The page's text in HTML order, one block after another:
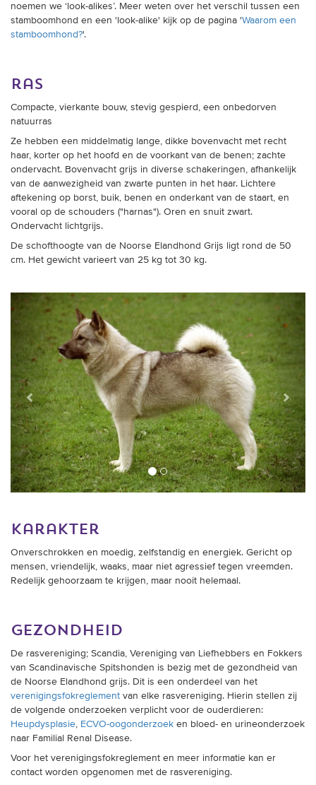
noemen we ‘look-alikes’. Meer weten over het verschil tussen een
stamboomhond en een 'look-alike' kijk op de pagina 'Waarom een
stamboomhond?'.
ras
Compacte, vierkante bouw, stevig gespierd, een onbedorven
natuurras
Ze hebben een middelmatig lange, dikke bovenvacht met recht
haar, korter op het hoofd en de voorkant van de benen; zachte
ondervacht. Bovenvacht grijs in diverse schakeringen, afhankelijk
van de aanwezigheid van zwarte punten in het haar. Lichtere
aftekening op borst, buik, benen en onderkant van de staart, en
vooral op de schouders ("harnas"). Oren en snuit zwart.
Ondervacht lichtgrijs.
De schofthoogte van de Noorse Elandhond Grijs ligt rond de 50
cm. Het gewicht varieert van 25 kg tot 30 kg.
Vorige
karakter
Onverschrokken en moedig, zelfstandig en energiek. Gericht op
mensen, vriendelijk, waaks, maar niet agressief tegen vreemden.
Redelijk gehoorzaam te krijgen, maar nooit helemaal.
gezondheid
De rasvereniging; Scandia, Vereniging van Liefhebbers en Fokkers
van Scandinavische Spitshonden is bezig met de gezondheid van
de Noorse Elandhond grijs. Dit is een onderdeel van het
verenigingsfokreglement van elke rasvereniging. Hierin stellen zij
de volgende onderzoeken verplicht voor de ouderdieren:
Heupdysplasie ECVO-oogonderzoek en bloed- en urineonderzoek
naar Familial Renal Disease.
Voor het verenigingsfokreglement en meer informatie kan er
contact worden opgenomen met de rasvereniging.